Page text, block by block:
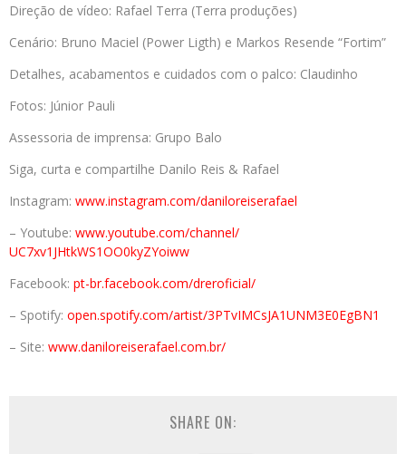
Direção de vídeo: Rafael Terra (Terra produções)
Cenário: Bruno Maciel (Power Ligth) e Markos Resende “Fortim”
Detalhes, acabamentos e cuidados com o palco: Claudinho
Fotos: Júnior Pauli
Assessoria de imprensa: Grupo Balo
Siga, curta e compartilhe Danilo Reis & Rafael
Instagram: www.instagram.com/daniloreiserafael
– Youtube: www.youtube.com/channel/
UC7xv1JHtkWS1OO0kyZYoiww
Facebook: pt-br.facebook.com/dreroficial/
– Spotify: open.spotify.com/artist/3PTvIMCsJA1UNM3E0EgBN1
– Site: www.daniloreiserafael.com.br/
SHARE ON: